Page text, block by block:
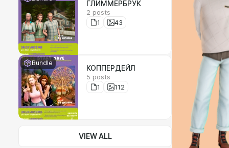
ГЛИММЕРБРУК
2 posts
1
43
Bundle
КОППЕРДЕЙЛ
5 posts
1
112
VIEW ALL